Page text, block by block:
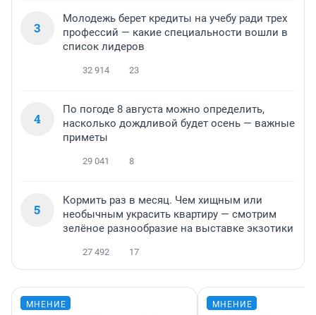
3
Молодежь берет кредиты на учебу ради трех
профессий — какие специальности вошли в
список лидеров
32 914 23
4
По погоде 8 августа можно определить,
насколько дождливой будет осень — важные
приметы
29 041 8
5
Кормить раз в месяц. Чем хищным или
необычным украсить квартиру — смотрим
зелёное разнообразие на выставке экзотики
27 492 17
МНЕНИЕ МНЕНИЕ